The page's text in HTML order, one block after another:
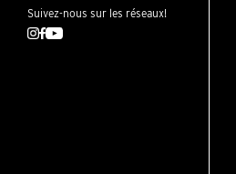
Suivez-nous sur les réseaux!
Instagram
Facebook
Youtube